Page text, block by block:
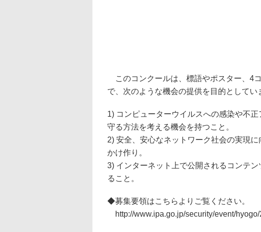
このコンクールは、標語やポスター、4
で、次のような機会の提供を目的としてい
1) コンピューターウイルスへの感染や不
守る方法を考える機会を持つこと。
2) 安全、安心なネットワーク社会の実現
かけ作り。
3) インターネット上で公開されるコンテ
ること。
◆募集要領はこちらよりご覧ください。
http://www.ipa.go.jp/security/event/hyogo/